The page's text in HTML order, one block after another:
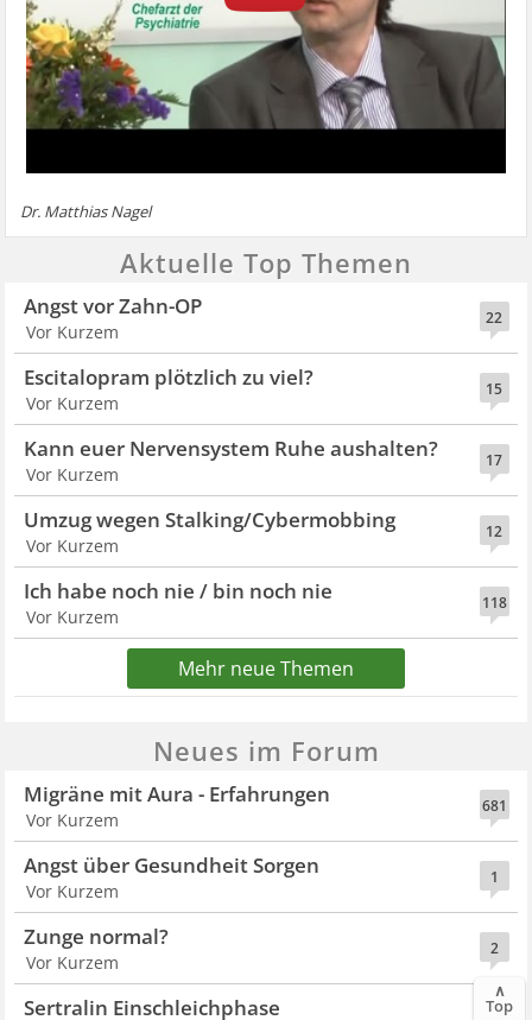
Dr. Matthias Nagel
Aktuelle Top Themen
22
Angst vor Zahn-OP
Vor Kurzem
15
Escitalopram plötzlich zu viel?
Vor Kurzem
17
Kann euer Nervensystem Ruhe aushalten?
Vor Kurzem
12
Umzug wegen Stalking/Cybermobbing
Vor Kurzem
118
Ich habe noch nie / bin noch nie
Vor Kurzem
Mehr neue Themen
Neues im Forum
681
Migräne mit Aura - Erfahrungen
Vor Kurzem
1
Angst über Gesundheit Sorgen
Vor Kurzem
2
Zunge normal?
Vor Kurzem
Sertralin Einschleichphase
∧
Top